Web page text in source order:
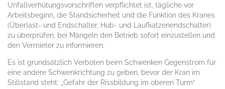
Unfallverhütungsvorschriften verpflichtet ist, tägliche vor
Arbeitsbeginn, die Standsicherheit und die Funktion des Kranes
(Überlast- und Endschalter, Hub- und Laufkatzenendschalter)
zu überprüfen, bei Mängeln den Betrieb sofort einzustellen und
den Vermieter zu informieren.
Es ist grundsätzlich Verboten beim Schwenken Gegenstrom für
eine andere Schwenkrichtung zu geben, bevor der Kran im
Stillstand steht: „Gefahr der Rissbildung im oberen Turm“